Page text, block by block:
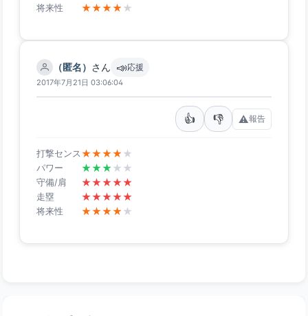
将来性 ★★★★★
（匿名） さん 📣応援
2017年7月21日 03:06:04
👍 👎 ⚠️報告
打撃センス ★★★★★
パワー ★★★★ ★
守備/肩 ★★★★★
走塁 ★★★★★
将来性 ★★★★★